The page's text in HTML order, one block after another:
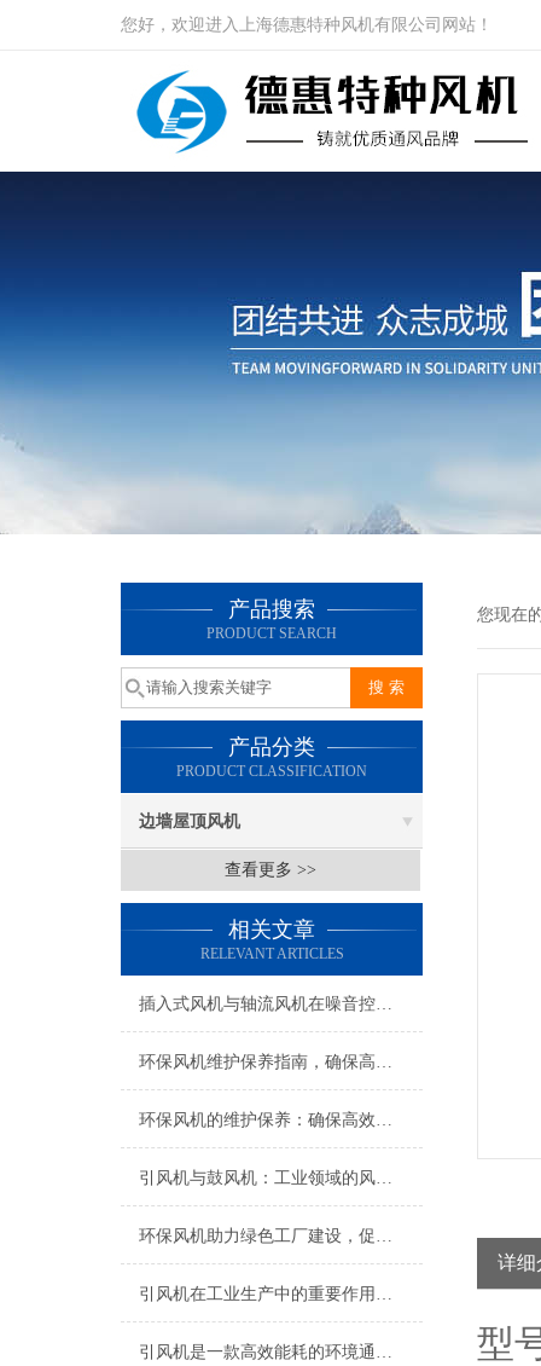
您好，欢迎进入上海德惠特种风机有限公司网站！
产品搜索
PRODUCT SEARCH
产品分类
PRODUCT CLASSIFICATION
边墙屋顶风机
查看更多 >>
相关文章
RELEVANT ARTICLES
插入式风机与轴流风机在噪音控制上有何差异？
环保风机维护保养指南，确保高效稳定运行
环保风机的维护保养：确保高效运行的关键
引风机与鼓风机：工业领域的风动双子星
环保风机助力绿色工厂建设，促进节能减排
引风机在工业生产中的重要作用及发展趋势
引风机是一款高效能耗的环境通风设备
您现在
详细
型